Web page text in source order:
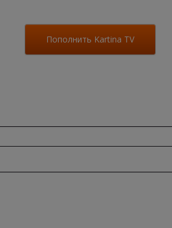
Пополнить Kartina TV